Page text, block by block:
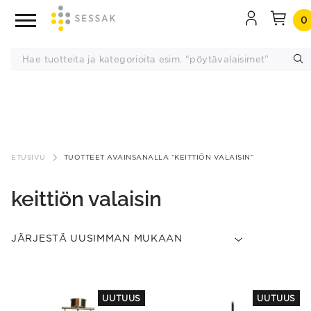
sisältöön
0
ETUSIVU TUOTTEET AVAINSANALLA “KEITTIÖN VALAISIN”
keittiön valaisin
UUTUUS UUTUUS
product